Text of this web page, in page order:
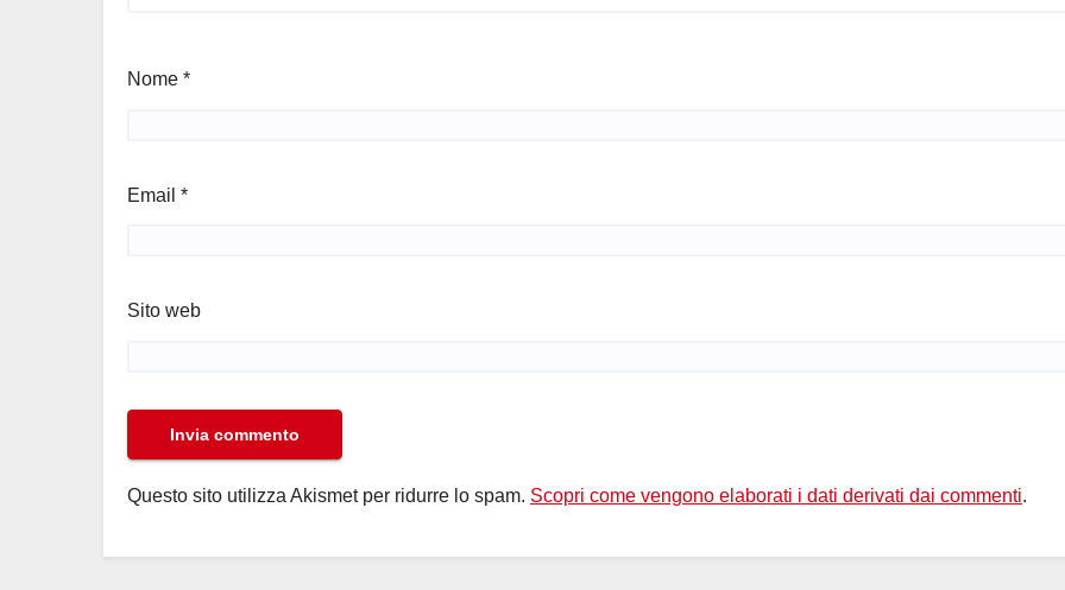
Nome *
Email *
Sito web
Questo sito utilizza Akismet per ridurre lo spam. Scopri come vengono elaborati i dati derivati dai commenti.